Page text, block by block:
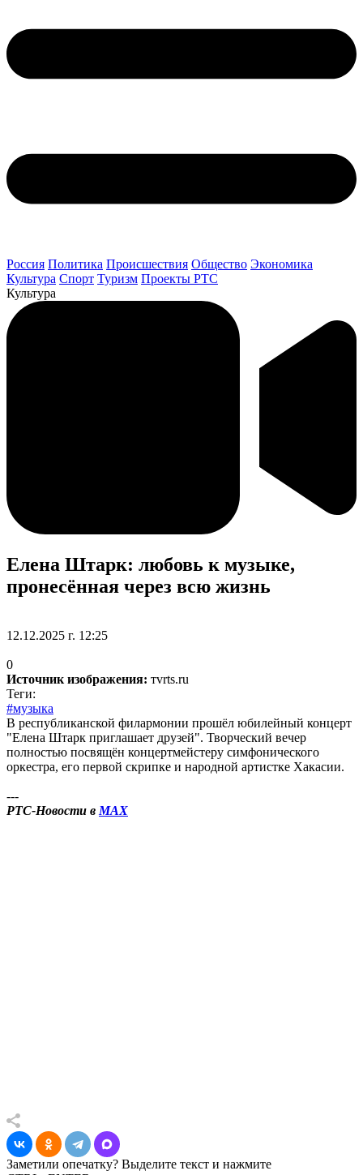
Россия Политика Происшествия Общество Экономика
Культура Спорт Туризм Проекты РТС
Культура
Елена Штарк: любовь к музыке,
пронесённая через всю жизнь
12.12.2025 г. 12:25
0
Источник изображения: тvrts.ru
Теги:
#музыка
В республиканской филармонии прошёл юбилейный концерт
"Елена Штарк приглашает друзей". Творческий вечер
полностью посвящён концертмейстеру симфонического
оркестра, его первой скрипке и народной артистке Хакасии.
---
РТС-Новости в MAX
Заметили опечатку? Выделите текст и нажмите